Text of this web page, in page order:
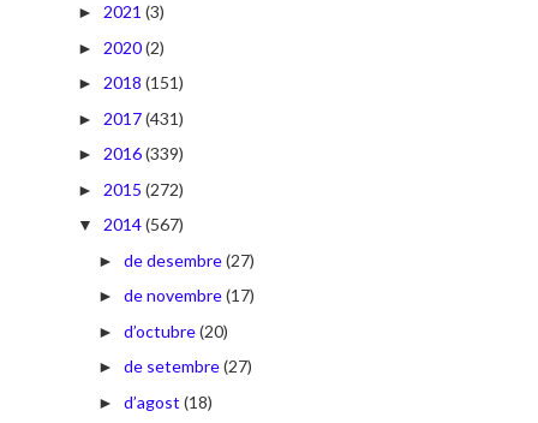
► 2021 (3)
► 2020(2)
► 2018 (151)
► 2017(431)
► 2016(339)
► 2015 (272)
▼ 2014(567)
► de desembre(27)
► de novembre(17)
► d’octubre(20)
► de setembre(27)
► d’agost (18)